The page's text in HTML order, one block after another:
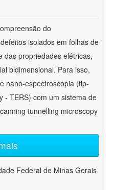
do
isolados em folhas de
das propriedades elétricas,
bidimensional. Para isso,
nano-espectroscopia (tip-
- TERS) com um sistema de
tunnelling microscopy
Federal de Minas Gerais